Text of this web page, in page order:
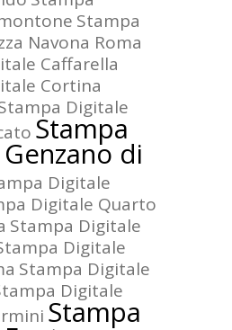
Stampa
Navona Roma
Caffarella
Cortina
Digitale
Stampa
di
Digitale
Digitale Quarto
Stampa Digitale
Digitale
Stampa Digitale
Digitale
Stampa